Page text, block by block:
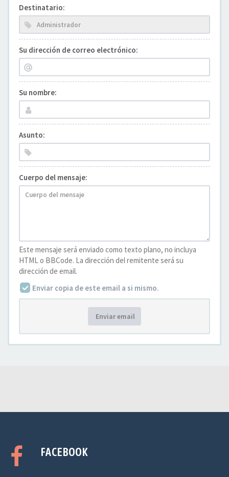
Destinatario:
Su dirección de correo electrónico:
Su nombre:
Asunto:
Cuerpo del mensaje:
Este mensaje será enviado como texto plano, no incluya
HTML o BBCode. La dirección del remitente será su
dirección de email.
Enviar copia de este email a si mismo.
Enviar email
FACEBOOK